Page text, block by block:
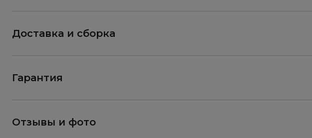
Доставка и сборка
Гарантия
Отзывы и фото